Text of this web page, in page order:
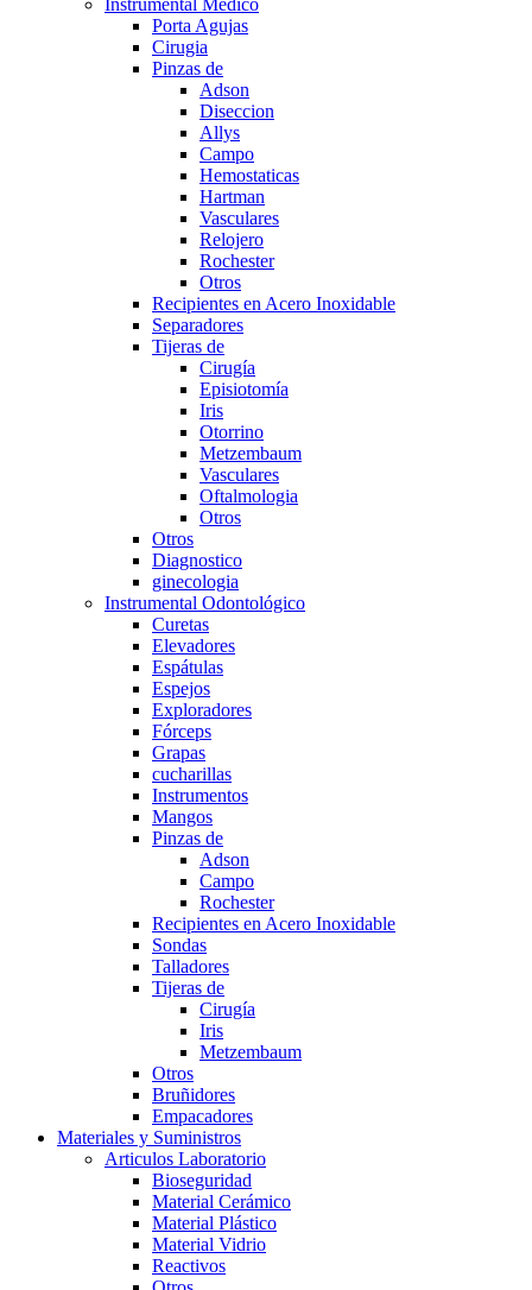
Instrumental Medico
Porta Agujas
Cirugia
Pinzas de
Adson
Diseccion
Allys
Campo
Hemostaticas
Hartman
Vasculares
Relojero
Rochester
Otros
Recipientes en Acero Inoxidable
Separadores
Tijeras de
Cirugía
Episiotomía
Iris
Otorrino
Metzembaum
Vasculares
Oftalmologia
Otros
Otros
Diagnostico
ginecologia
Instrumental Odontológico
Curetas
Elevadores
Espátulas
Espejos
Exploradores
Fórceps
Grapas
cucharillas
Instrumentos
Mangos
Pinzas de
Adson
Campo
Rochester
Recipientes en Acero Inoxidable
Sondas
Talladores
Tijeras de
Cirugía
Iris
Metzembaum
Otros
Bruñidores
Empacadores
Materiales y Suministros
Articulos Laboratorio
Bioseguridad
Material Cerámico
Material Plástico
Material Vidrio
Reactivos